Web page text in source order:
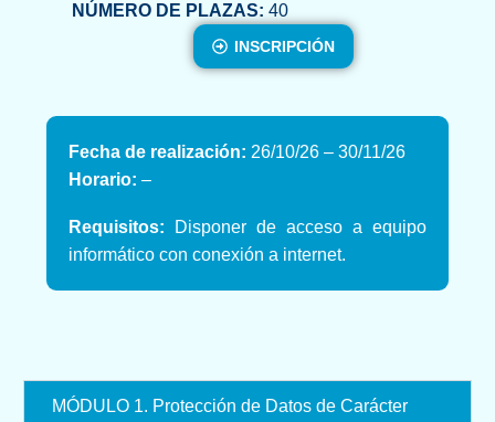
NÚMERO DE PLAZAS: 40
INSCRIPCIÓN
Fecha de realización: 26/10/26 – 30/11/26
Horario: –
Requisitos:
Disponer de acceso a equipo
informático con conexión a internet.
MÓDULO 1. Protección de Datos de Carácter